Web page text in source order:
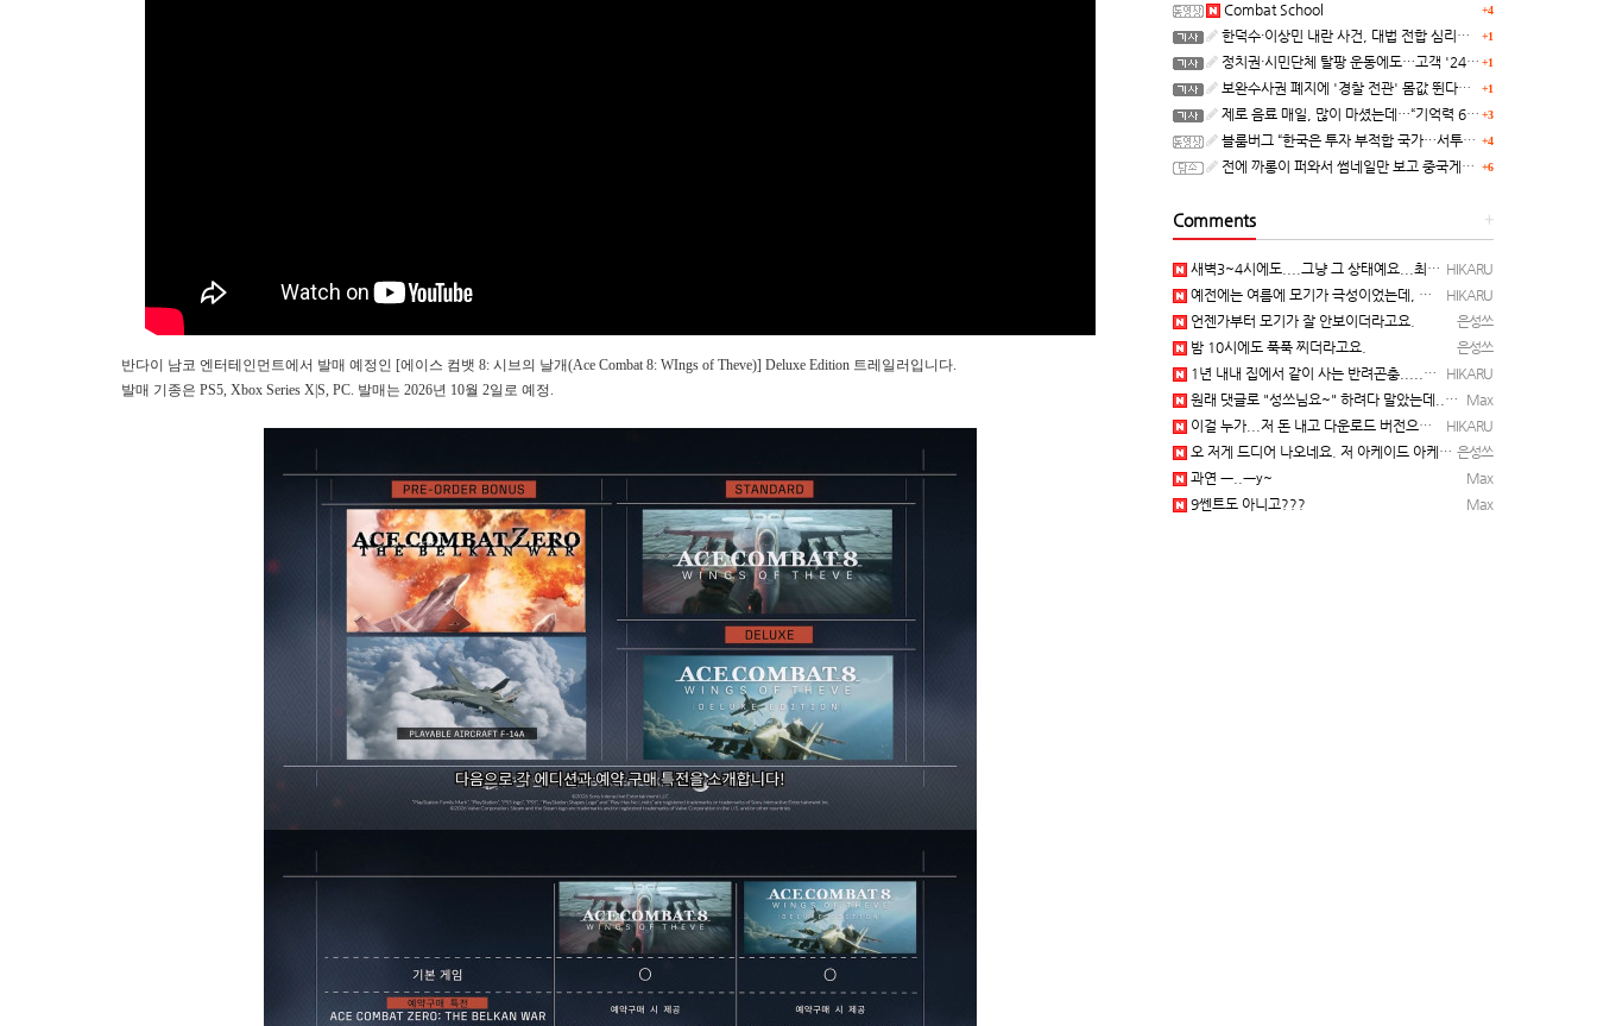
반다이 남코 엔터테인먼트에서 발매 예정인 [에이스 컴뱃 8: 시브의 날개(Ace Combat 8: WIngs of Theve)] Deluxe Edition 트레일러입니다.
발매 기종은 PS5, Xbox Series X|S, PC. 발매는 2026년 10월 2일로 예정.
+4
Combat School
+1
한덕수·이상민 내란 사건, 대법 전합 심리…"역사적 사법평가"(종합)
+1
정치권·시민단체 탈팡 운동에도…고객 '2470만명' 원상 회복, "고물가에 돌팡"
+1
보완수사권 폐지에 '경찰 전관' 몸값 뛴다…대형 로펌 영입전쟁
+3
제로 음료 매일, 많이 마셨는데…“기억력 62% 더 빨리 떨어진다
+4
블룸버그 “한국은 투자 부적합 국가…서투른 정책이 투자자에게 트라우마”
+6
전에 까롱이 퍼와서 썸네일만 보고 중국게임?으로 오해했던
+
Comments
HIKARU
새벽3~4시에도....그냥 그 상태예요...최근 1주일은....
HIKARU
예전에는 여름에 모기가 극성이었는데, 여름에는 안나오는 것 같은.....ㅎ ㅎ)
은성쓰
언젠가부터 모기가 잘 안보이더라고요.
은성쓰
밤 10시에도 푹푹 찌더라고요.
HIKARU
1년 내내 집에서 같이 사는 반려곤충.....이죠...
Max
원래 댓글로 "성쓰님요~" 하려다 말았는데... 본인 등판 ㅡ..ㅡy~
HIKARU
이걸 누가...저 돈 내고 다운로드 버전으로 하냐... 성쓰님이 계셨다!!!...
은성쓰
오 저게 드디어 나오네요. 저 아케이드 아케이브즈 게임 많이 샀는데요 ㅎㅎㅎ
Max
과연 ㅡ..ㅡy~
Max
9쎈트도 아니고???